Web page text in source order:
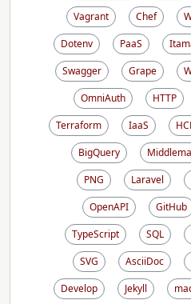
Vagrant
Chef
Dotenv
PaaS
Swagger
Grape
OmniAuth
HTTP
Terraform
IaaS
BigQuery
PNG
Laravel
OpenAPI
GitHub
TypeScript
SQL
SVG
AsciiDoc
Develop
Jekyll